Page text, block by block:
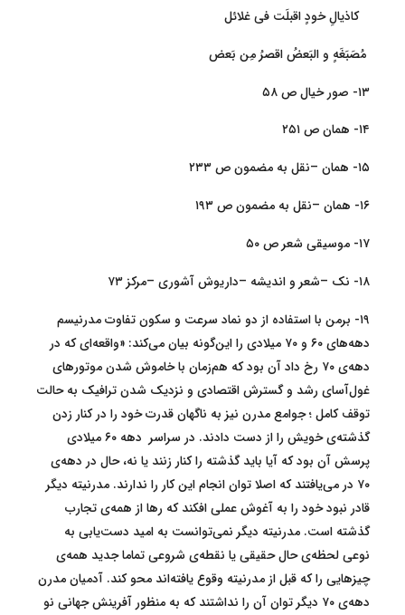
کاذیالِ خودٍ اقبلَت فی غلائل
مُصَبَغَهٍ و البَعضُ اقصرُ مِن بَعض
۱۳- صور خیال ص ۵۸
۱۴- همان ص ۲۵۱
۱۵- همان –نقل به مضمون ص ۲۳۳
۱۶- همان –نقل به مضمون ص ۱۹۳
۱۷- موسیقی شعر ص ۵۰
۱۸- نک –شعر و اندیشه –داریوش آشوری –مرکز ۷۳
۱۹- برمن با استفاده از دو نماد سرعت و سکون تفاوت مدرنیسم
دهه‌های ۶۰ و ۷۰ میلادی را این‌گونه بیان می‌کند: «واقعه‌ای که در
دهه‌ی ۷۰ رخ داد آن بود که هم‌زمان با خاموش شدن موتورهای
غول‌آسای رشد و گسترش اقتصادی و نزدیک شدن ترافیک به حالت
توقف کامل ؛ جوامع مدرن نیز به ناگهان قدرت خود را در کنار زدن
گذشته‌ی خویش را از دست دادند. در سراسر دهه ۶۰ میلادی
پرسش آن بود که آیا باید گذشته را کنار زنند یا نه، حال در دهه‌ی
۷۰ در می‌یافتند که اصلا توان انجام این کار را ندارند. مدرنیته دیگر
قادر نبود خود را به آغوش عملی افکند که رها از همه‌ی تجارب
گذشته است. مدرنیته دیگر نمی‌توانست به امید دست‌یابی به
نوعی لحظه‌ی حال حقیقی یا نقطه‌ی شروعی تماما جدید همه‌ی
چیزهایی را که قبل از مدرنیته وقوع یافته‌اند محو کند. آدمیان مدرن
دهه‌ی ۷۰ دیگر توان آن را نداشتند که به منظور آفرینش جهانی نو